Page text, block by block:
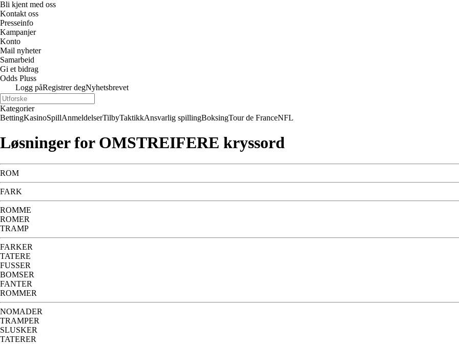
Bli kjent med oss
Kontakt oss
Presseinfo
Kampanjer
Konto
Mail nyheter
Samarbeid
Gi et bidrag
Odds Pluss
Logg påRegistrer degNyhetsbrevet
Kategorier
BettingKasinoSpillAnmeldelserTilbyTaktikkAnsvarlig spillingBoksingTour de FranceNFL
Løsninger for OMSTREIFERE kryssord
ROM
FARK
ROMME
ROMER
TRAMP
FARKER
TATERE
FUSSER
BOMSER
FANTER
ROMMER
NOMADER
TRAMPER
SLUSKER
TATERER